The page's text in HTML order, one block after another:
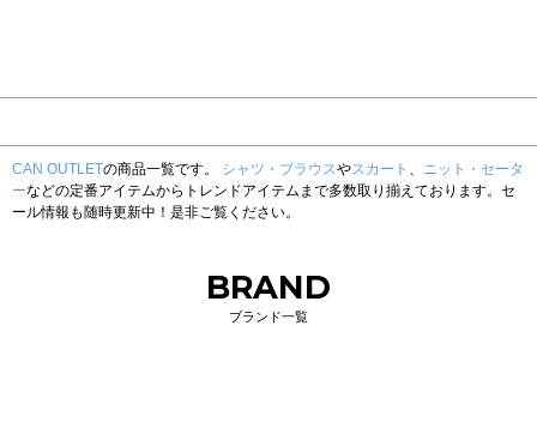
CAN OUTLETの商品一覧です。 シャツ・ブラウスやスカート 、 ニット・セータ
ーなどの定番アイテムからトレンドアイテムまで多数取り揃えております。セ
ール情報も随時更新中！是非ご覧ください。
BRAND
ブランド一覧